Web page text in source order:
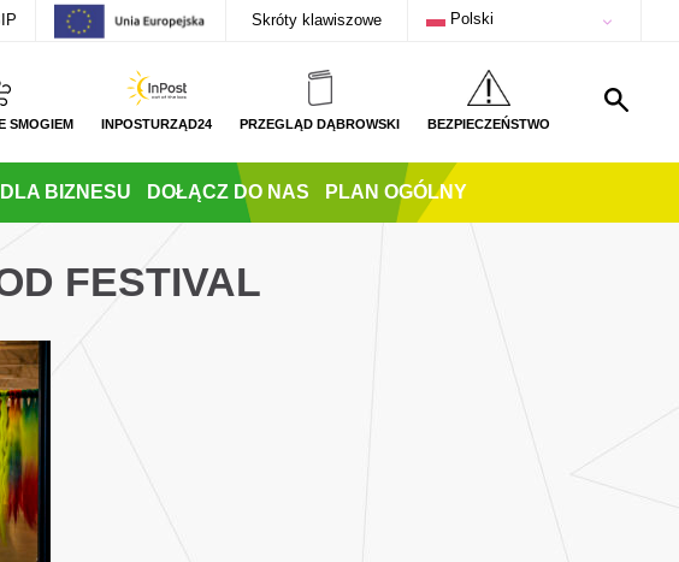
czcionki Skróty klawiszowe Polski
SMOGIEM INPOSTURZĄD24 PRZEGLĄD DĄBROWSKI BEZPIECZEŃSTWO
DLA BIZNESU DOŁĄCZ DO NAS PLAN OGÓLNY
FESTIVAL